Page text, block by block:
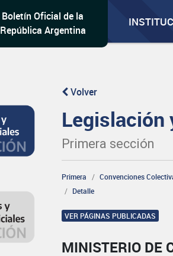
Boletín Oficial de la
República Argentina
Volver
Legislación
Primera sección
Primera
Convenciones
Detalle
VER PÁGINAS PUBLICADAS
MINISTERIO DE